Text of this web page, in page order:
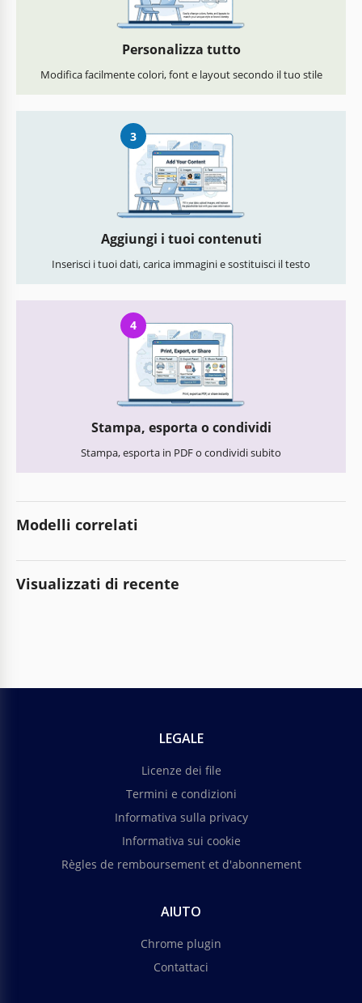
Personalizza tutto
Modifica facilmente colori, font e layout secondo il tuo stile
3
Aggiungi i tuoi contenuti
Inserisci i tuoi dati, carica immagini e sostituisci il testo
4
Stampa, esporta o condividi
Stampa, esporta in PDF o condividi subito
Modelli correlati
Visualizzati di recente
LEGALE
Licenze dei file
Termini e condizioni
Informativa sulla privacy
Informativa sui cookie
Règles de remboursement et d'abonnement
AIUTO
Chrome plugin
Contattaci